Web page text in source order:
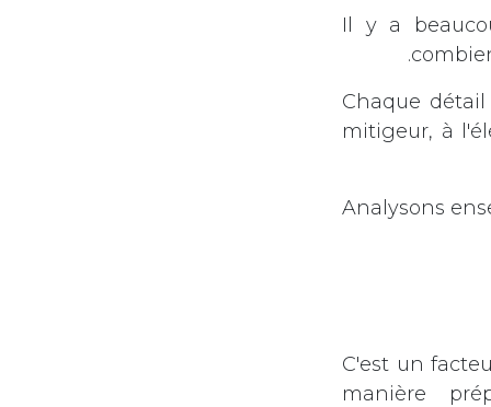
Il y a
Chaque
mitigeur, à
Analysons
C'est un
manière